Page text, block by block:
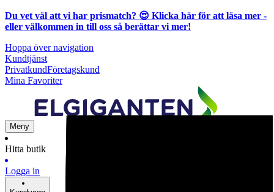
Du vet väl att vi har prismatch? 😍 Klicka här för att läsa mer -
eller välkommen in till oss så berättar vi mer!
Hoppa över navigation
Kundtjänst
PrivatkundFöretagskund
Mina Favoriter
Meny
Hitta butik
Logga in